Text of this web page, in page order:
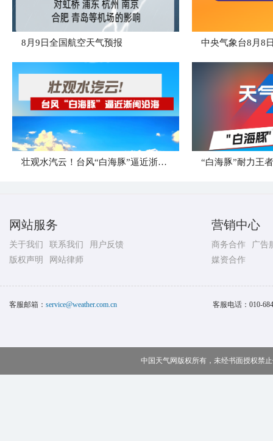
8月9日全国航空天气预报
壮观水汽云！台风“白海豚”逼近浙闽沿海
网站服务
关于我们 联系我们
用户反馈
版权声明
网站律师
营销中心
商务合作
广告
媒资合作
客服邮箱： service@weather.com.cn 客服电话： 010-
中国天气网版权所有，未经书面授权